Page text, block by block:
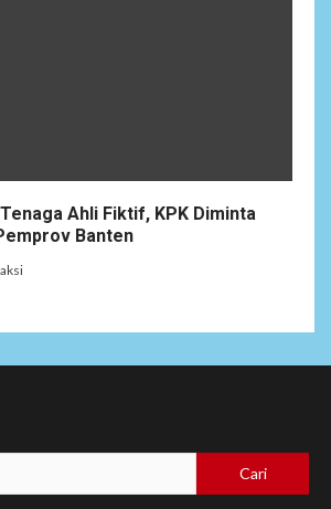
Ahli Fiktif, KPK Diminta
Banten